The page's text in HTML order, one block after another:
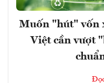
Muốn "hút" vốn
Việt cần vượt